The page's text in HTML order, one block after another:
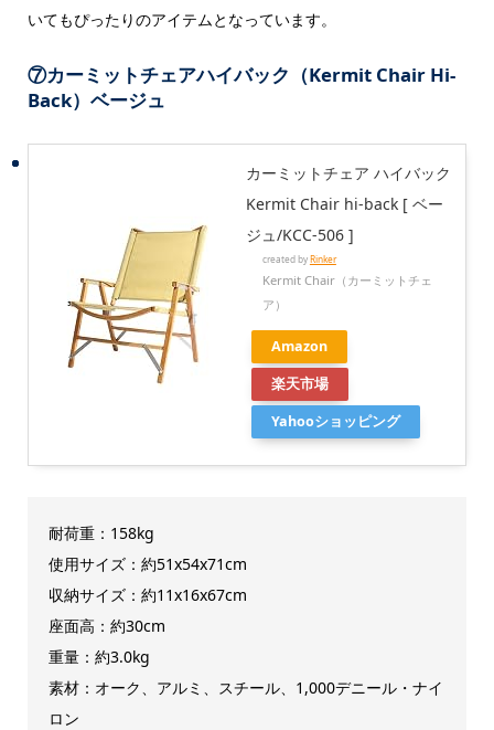
いてもぴったりのアイテムとなっています。
⑦カーミットチェアハイバック（Kermit Chair Hi-
Back）ベージュ
カーミットチェア ハイバック
Kermit Chair hi-back [ ベー
ジュ/KCC-506 ]
created byRinker
Kermit Chair（カーミットチェ
ア）
Amazon
楽天市場
Yahooショッピング
耐荷重：158kg
使用サイズ：約51x54x71cm
収納サイズ：約11x16x67cm
座面高：約30cm
重量：約3.0kg
素材：オーク、アルミ、スチール、1,000デニール・ナイ
ロン